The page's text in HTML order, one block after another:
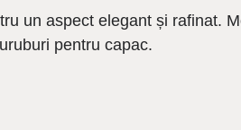
un aspect elegant și rafinat.
pentru capac.